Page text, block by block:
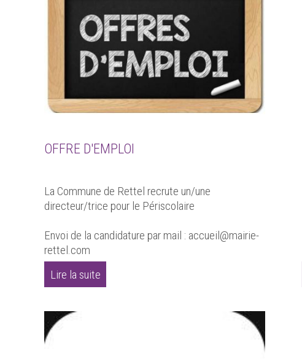
OFFRE D'EMPLOI
La Commune de Rettel recrute un/une
directeur/trice pour le Périscolaire
Envoi de la candidature par mail : accueil@mairie-
rettel.com
Lire la suite